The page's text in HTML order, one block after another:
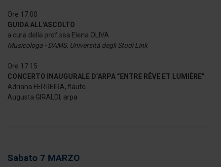
Ore 17.00
GUIDA ALL'ASCOLTO
a cura della prof.ssa Elena OLIVA
Musicologa - DAMS, Università degli Studi Link
Ore 17.15
CONCERTO INAUGURALE D’ARPA “ENTRE RÊVE ET LUMIÈRE”
Adriana FERREIRA, flauto
Augusta GIRALDI, arpa
Sabato 7 MARZO